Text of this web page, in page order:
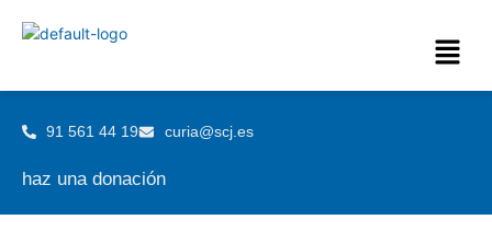
91 561 44 19 curia@scj.es
haz una donación